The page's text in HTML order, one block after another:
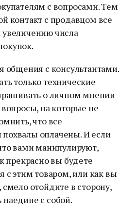
с вопросами. Тем
контакт с продавцом все
числа
общения с консультантами.
только технические
о личном мнении
вопросы, на которые не
что все
оплачены. И если
вами манипулируют,
прекрасно вы будете
с этим товаром, или как вы
отойдите в сторону,
с собой.